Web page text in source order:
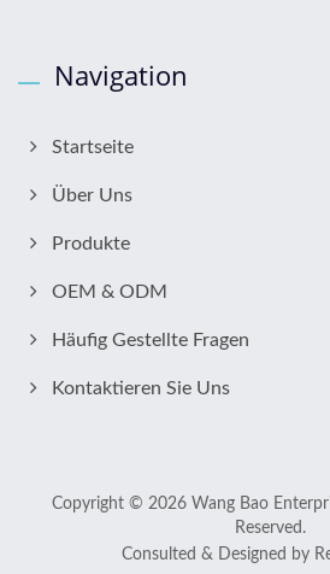
Navigation
Startseite
Über Uns
Produkte
OEM & ODM
Häufig Gestellte Fragen
Kontaktieren Sie Uns
Copyright © 2026 Wang Bao
Reserved.
Consulted & Designed by